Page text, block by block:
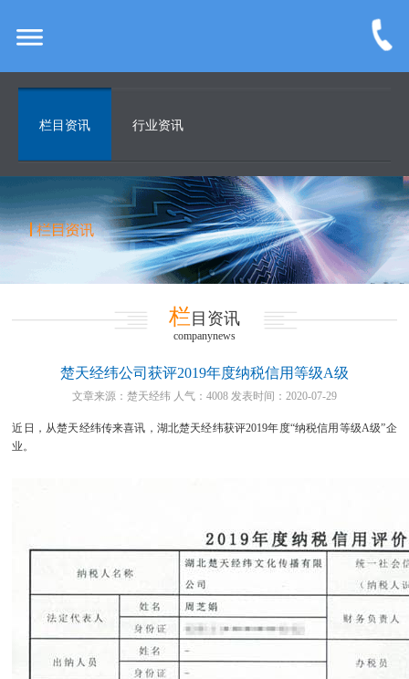
栏目资讯 行业资讯
栏目资讯
companynews
楚天经纬公司获评2019年度纳税信用等级A级
文章来源：楚天经纬 人气：4008 发表时间：2020-07-29
近日，从楚天经纬传来喜讯，湖北楚天经纬获评2019年度“纳税信用等级A级”企
业。